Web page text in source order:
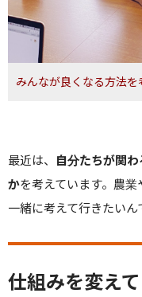
みんなが良くなる方法を
最近は、
自分たちが関
かを考えています。農業
一緒に考えて行きたいん
仕組みを変え